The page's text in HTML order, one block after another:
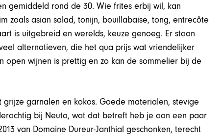
gemiddeld rond de 30. Wie frites erbij wil, kan
zoals asian salad, tonijn, bouillabaise, tong, entrecôte
is uitgebreid en werelds, keuze genoeg. Er staan
alternatieven, die het qua prijs wat vriendelijker
open wijnen is prettig en zo kan de sommelier bij de
garnalen en kokos. Goede materialen, stevige
bij Neuta, wat dat betreft heb je aan een paar
van Domaine Dureur-Janthial geschonken, terecht